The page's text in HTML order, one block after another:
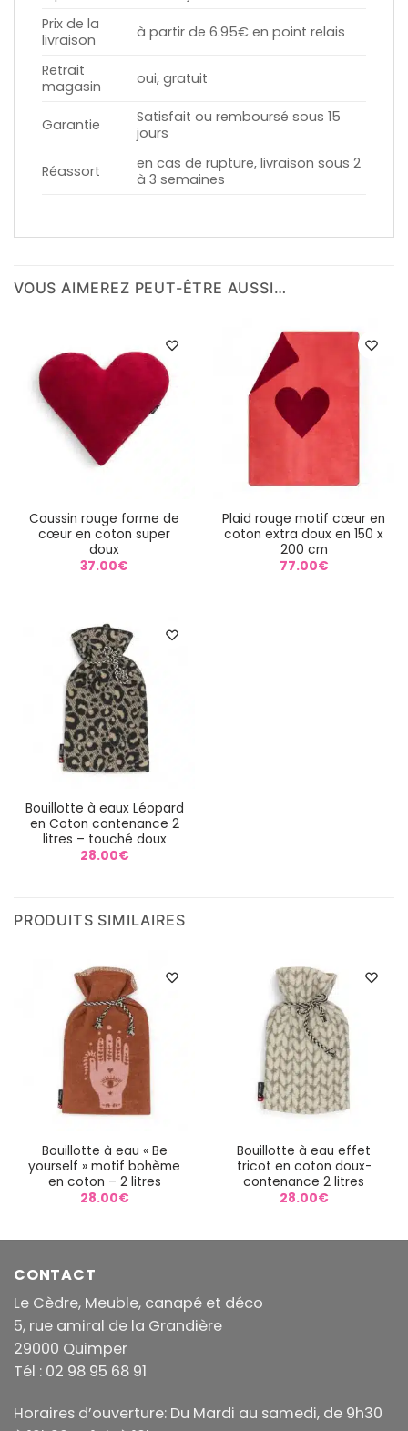
Prix de la
livraison
à partir de 6.95€ en point relais
Retrait
magasin
oui, gratuit
Garantie
Satisfait ou remboursé sous 15
jours
Réassort
en cas de rupture, livraison sous 2
à 3 semaines
VOUS AIMEREZ PEUT-ÊTRE AUSSI…
Coussin rouge forme de
cœur en coton super
doux
37.00€
Plaid rouge motif cœur en
coton extra doux en 150 x
200 cm
77.00€
Bouillotte à eaux Léopard
en Coton contenance 2
litres – touché doux
28.00€
PRODUITS SIMILAIRES
Bouillotte à eau « Be
yourself » motif bohème
en coton – 2 litres
28.00€
Bouillotte à eau effet
tricot en coton doux-
contenance 2 litres
28.00€
CONTACT
Le Cèdre, Meuble, canapé et déco
5, rue amiral de la Grandière
29000 Quimper
Tél : 02 98 95 68 91
Horaires d’ouverture: Du Mardi au samedi, de 9h30